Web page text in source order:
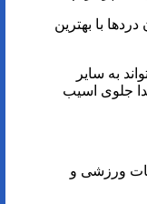
با بهترین
به سایر
جلوی اسیب
ورزشی و